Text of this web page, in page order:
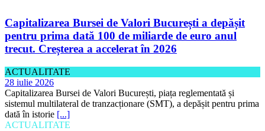
Capitalizarea Bursei de Valori București a depășit
pentru prima dată 100 de miliarde de euro anul
trecut. Creșterea a accelerat în 2026
ACTUALITATE
28 iulie 2026
Capitalizarea Bursei de Valori București, piața reglementată și
sistemul multilateral de tranzacționare (SMT), a depășit pentru prima
dată în istorie [...]
ACTUALITATE